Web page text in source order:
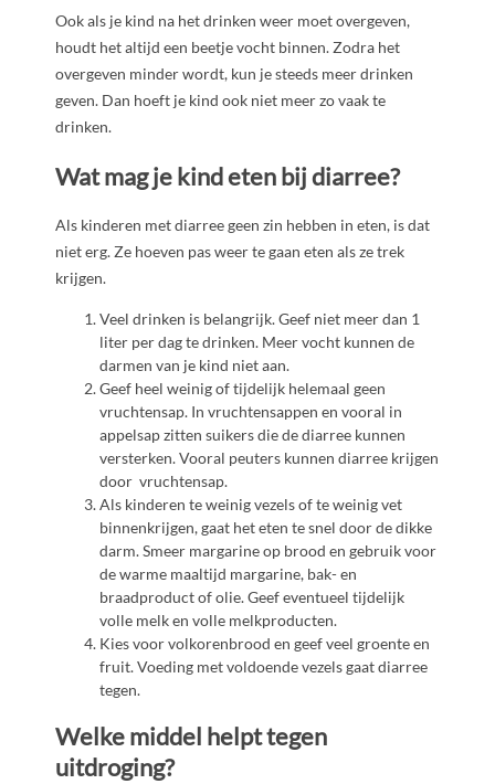
Ook als je kind na het drinken weer moet overgeven,
houdt het altijd een beetje vocht binnen. Zodra het
overgeven minder wordt, kun je steeds meer drinken
geven. Dan hoeft je kind ook niet meer zo vaak te
drinken.
Wat mag je kind eten bij diarree?
Als kinderen met diarree geen zin hebben in eten, is dat
niet erg. Ze hoeven pas weer te gaan eten als ze trek
krijgen.
Veel drinken is belangrijk. Geef niet meer dan 1
liter per dag te drinken. Meer vocht kunnen de
darmen van je kind niet aan.
Geef heel weinig of tijdelijk helemaal geen
vruchtensap. In vruchtensappen en vooral in
appelsap zitten suikers die de diarree kunnen
versterken. Vooral peuters kunnen diarree krijgen
door vruchtensap.
Als kinderen te weinig vezels of te weinig vet
binnenkrijgen, gaat het eten te snel door de dikke
darm. Smeer margarine op brood en gebruik voor
de warme maaltijd margarine, bak- en
braadproduct of olie. Geef eventueel tijdelijk
volle melk en volle melkproducten.
Kies voor volkorenbrood en geef veel groente en
fruit. Voeding met voldoende vezels gaat diarree
tegen.
Welke middel helpt tegen
uitdroging?